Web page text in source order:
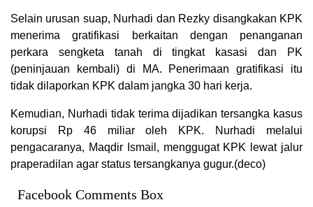
Selain urusan suap, Nurhadi dan Rezky disangkakan KPK
menerima gratifikasi berkaitan dengan penanganan
perkara sengketa tanah di tingkat kasasi dan PK
(peninjauan kembali) di MA. Penerimaan gratifikasi itu
tidak dilaporkan KPK dalam jangka 30 hari kerja.
Kemudian, Nurhadi tidak terima dijadikan tersangka kasus
korupsi Rp 46 miliar oleh KPK. Nurhadi melalui
pengacaranya, Maqdir Ismail, menggugat KPK lewat jalur
praperadilan agar status tersangkanya gugur.(deco)
Facebook Comments Box